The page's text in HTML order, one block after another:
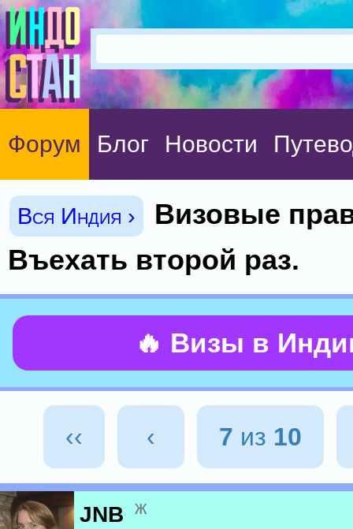
Форум Блог Новости
Вся Индия ›
Визовые
Въехать второй раз.
🔥 Визы в
‹‹ ‹ 7 из 10
JNB ж